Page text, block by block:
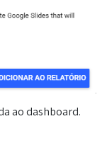
ao dashboard.